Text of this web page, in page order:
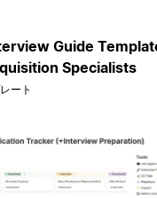
Guide
Specialists
ート